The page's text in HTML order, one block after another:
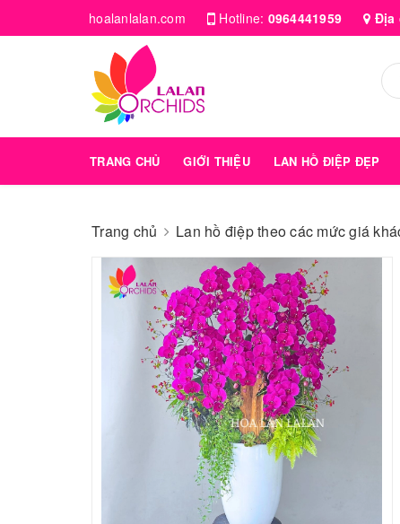
hoalanlalan.com Hotline: 0964441959 Địa
TRANG CHỦ GIỚI THIỆU LAN HỒ ĐIỆP ĐẸP
Trang chủ Lan hồ điệp theo các mức giá